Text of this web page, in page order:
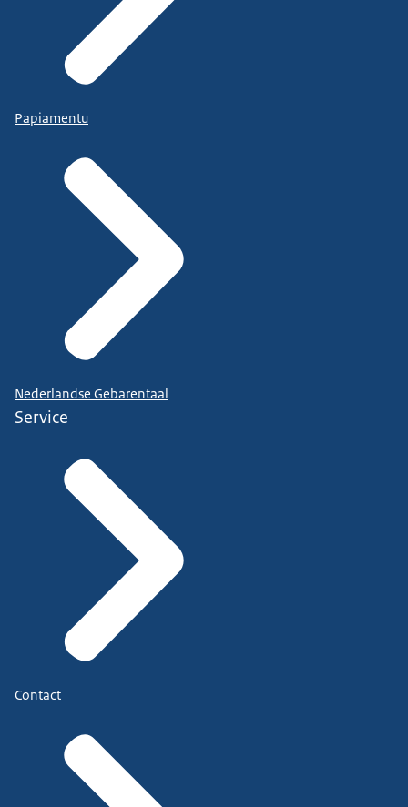
Papiamentu
Nederlandse Gebarentaal
Service
Contact